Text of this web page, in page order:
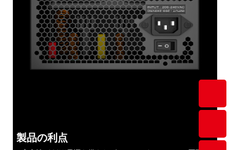
製品の利点